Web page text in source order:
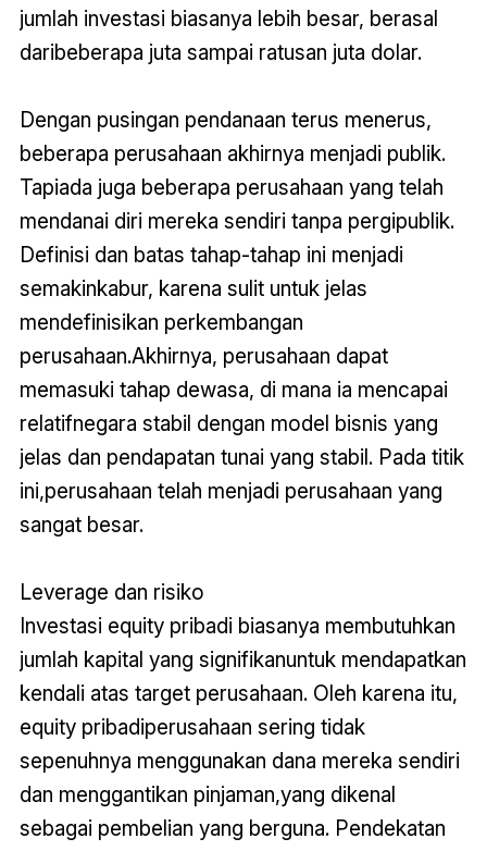
jumlah investasi biasanya lebih besar, berasal
daribeberapa juta sampai ratusan juta dolar.
Dengan pusingan pendanaan terus menerus,
beberapa perusahaan akhirnya menjadi publik.
Tapiada juga beberapa perusahaan yang telah
mendanai diri mereka sendiri tanpa pergipublik.
Definisi dan batas tahap-tahap ini menjadi
semakinkabur, karena sulit untuk jelas
mendefinisikan perkembangan
perusahaan.Akhirnya, perusahaan dapat
memasuki tahap dewasa, di mana ia mencapai
relatifnegara stabil dengan model bisnis yang
jelas dan pendapatan tunai yang stabil. Pada titik
ini,perusahaan telah menjadi perusahaan yang
sangat besar.
Leverage dan risiko
Investasi equity pribadi biasanya membutuhkan
jumlah kapital yang signifikanuntuk mendapatkan
kendali atas target perusahaan. Oleh karena itu,
equity pribadiperusahaan sering tidak
sepenuhnya menggunakan dana mereka sendiri
dan menggantikan pinjaman,yang dikenal
sebagai pembelian yang berguna. Pendekatan